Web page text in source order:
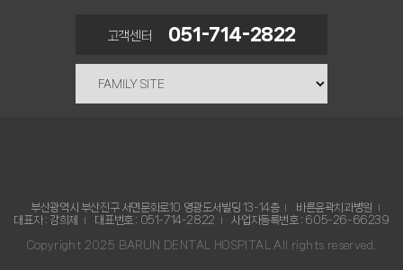
고객센터 051-714-2822
부산광역시 부산진구 서면문화로10 영광도서빌딩 13-14층
바른윤곽치과병원
대표자 : 강희제
대표번호 : 051-714-2822 사업자등록번호 : 605-26-66239
Copyright 2025 BARUN DENTAL HOSPITAL All rights reserved.